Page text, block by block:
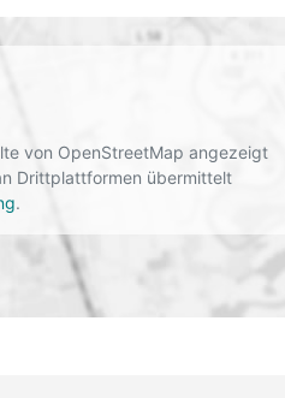
von OpenStreetMap angezeigt
Drittplattformen übermittelt
.